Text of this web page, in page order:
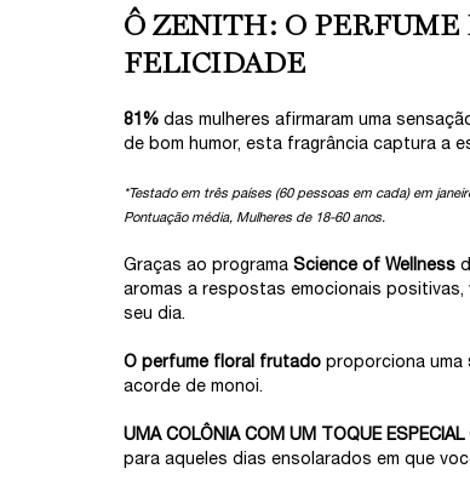
Ô ZENITH: O PERFUME
FELICIDADE
81% das mulheres afirmaram uma
de bom humor, esta fragrância captura a
*Testado em três países (60 pessoas em cada) em
Pontuação média, Mulheres de 18-60 anos.
Graças ao programa Science of Wellness
aromas a respostas emocionais positivas,
seu dia.
O perfume floral frutado proporciona uma
acorde de monoi.
UMA COLÔNIA COM UM TOQUE ESPECIAL
para aqueles dias ensolarados em que